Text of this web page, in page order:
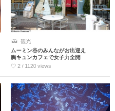
観光
ムーミン谷のみんながお出迎え
胸キュンカフェで女子力全開
♡ 2 / 1120 views